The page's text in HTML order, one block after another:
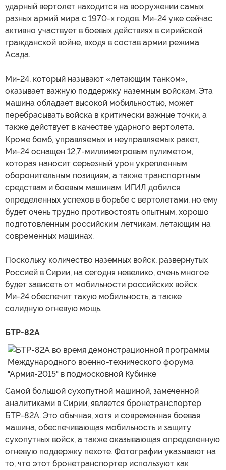
ударный вертолет находится на вооружении самых
разных армий мира с 1970-х годов. Ми-24 уже сейчас
активно участвует в боевых действиях в сирийской
гражданской войне, входя в состав армии режима
Асада.
Ми-24, который называют «летающим танком»,
оказывает важную поддержку наземным войскам. Эта
машина обладает высокой мобильностью, может
перебрасывать войска в критически важные точки, а
также действует в качестве ударного вертолета.
Кроме бомб, управляемых и неуправляемых ракет,
Ми-24 оснащен 12,7-миллиметровым пулиметом,
которая наносит серьезный урон укрепленным
оборонительным позициям, а также транспортным
средствам и боевым машинам. ИГИЛ добился
определенных успехов в борьбе с вертолетами, но ему
будет очень трудно противостоять опытным, хорошо
подготовленным российским летчикам, летающим на
современных машинах.
Поскольку количество наземных войск, развернутых
Россией в Сирии, на сегодня невелико, очень многое
будет зависеть от мобильности российских войск.
Ми-24 обеспечит такую мобильность, а также
солидную огневую мощь.
БТР-82А
Самой большой сухопутной машиной, замеченной
аналитиками в Сирии, является бронетранспортер
БТР-82А. Это обычная, хотя и современная боевая
машина, обеспечивающая мобильность и защиту
сухопутных войск, а также оказывающая определенную
огневую поддержку пехоте. Фотографии указывают на
то, что этот бронетранспортер используют как